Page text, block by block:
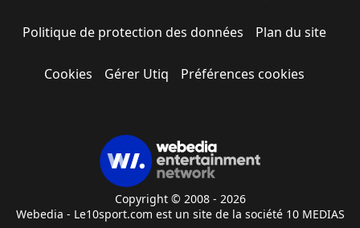
Politique de protection des données Plan du site
Cookies Gérer Utiq Préférences cookies
Copyright © 2008 - 2026
Webedia - Le10sport.com est un site de la société 10 MEDIAS